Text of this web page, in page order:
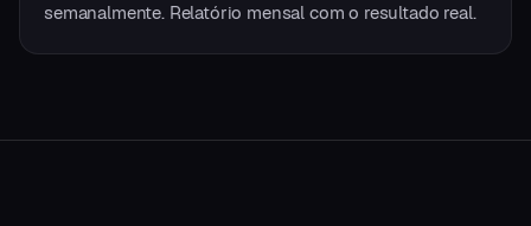
semanalmente. Relatório mensal com o resultado real.